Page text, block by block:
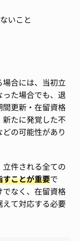
いこと
合には、当初立
た場合でも、退
更新・在留資格
たに発覚した不
の可能性があり
件される全ての
ことが重要で
なく、在留資格
て対応する必要